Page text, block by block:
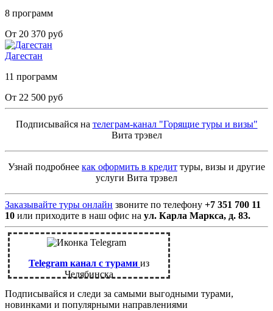
8 программ
От 20 370 руб
Дагестан
11 программ
От 22 500 руб
Подписывайся на телеграм-канал "Горящие туры и визы"
Вита трэвел
Узнай подробнее как оформить в кредит туры, визы и другие
услуги Вита трэвел
Заказывайте туры онлайн звоните по телефону +7 351 700 11
10 или приходите в наш офис на ул. Карла Маркса, д. 83.
Telegram канал с турами из
Челябинска
Подписывайся и следи за самыми выгодными турами,
новинками и популярными направлениями